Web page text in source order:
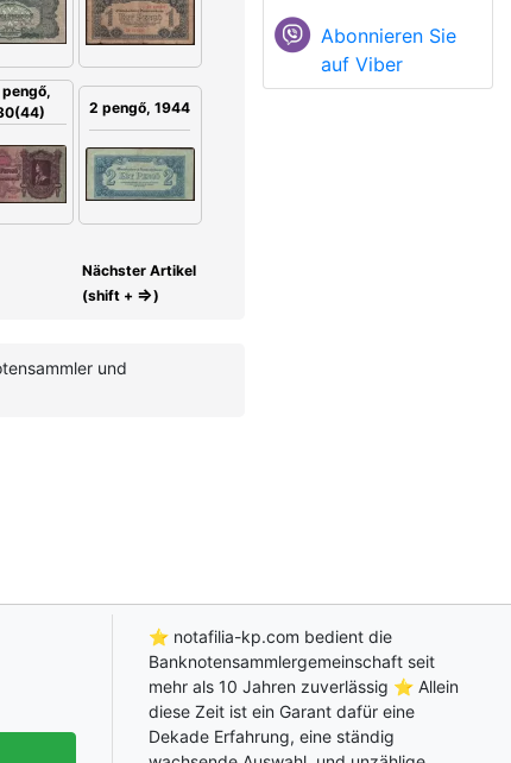
2 pengő, 1944
Nächster Artikel
(shift + ⇒)
und
Abonnieren Sie
auf Viber
⭐ notafilia-kp.com bedient die
Banknotensammlergemeinschaft seit
mehr als 10 Jahren zuverlässig ⭐ Allein
diese Zeit ist ein Garant dafür eine
Dekade Erfahrung, eine ständig